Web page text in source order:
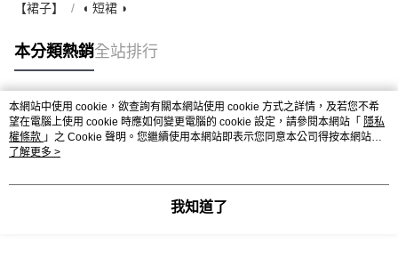
【裙子】 ◖ 短裙 ◗
本分類熱銷全站排行
熱門標籤
本網站中使用 cookie，欲查詢有關本網站使用 cookie 方式之詳情，及若您不希
望在電腦上使用 cookie 時應如何變更電腦的 cookie 設定，請參閱本網站「 隱私
權條款 」之 Cookie 聲明。您繼續使用本網站即表示您同意本公司得按本網站使
用條款之 Cookie 聲明使用 cookie。
了解更多 >
我知道了